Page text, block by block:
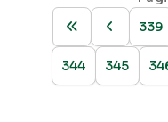
339
344 345